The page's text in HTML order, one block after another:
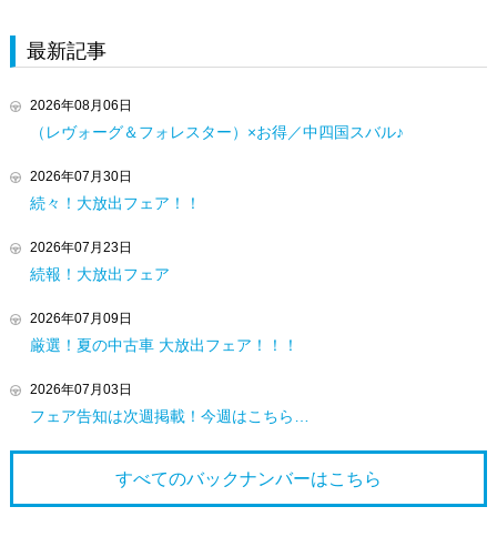
最新記事
2026年08月06日
（レヴォーグ＆フォレスター）×お得／中四国スバル♪
2026年07月30日
続々！大放出フェア！！
2026年07月23日
続報！大放出フェア
2026年07月09日
厳選！夏の中古車 大放出フェア！！！
2026年07月03日
フェア告知は次週掲載！今週はこちら…
すべてのバックナンバーはこちら